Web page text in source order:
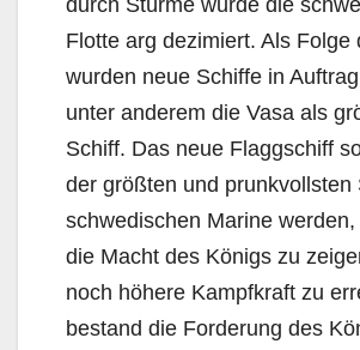
Flotte arg dezimiert. Als Folge
wurden neue Schiffe in
unter anderem die Vasa als
Schiff. Das neue Flaggschiff
der größten und prunkvollsten
schwedischen Marine
die Macht des Königs zu
noch höhere Kampfkraft zu
bestand die Forderung des